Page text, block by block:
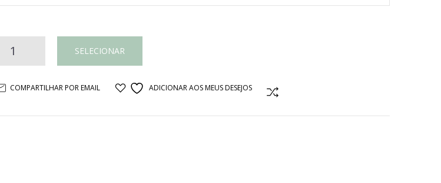
Bandeja SELECIONAR
COMPARTILHAR POR EMAIL ADICIONAR AOS MEUS DESEJOS